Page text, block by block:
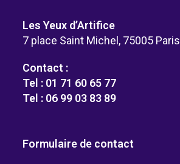
Les Yeux d’Artifice
7 place Saint Michel, 75005 Paris
Contact :
Tel : 01 71 60 65 77
Tel : 06 99 03 83 89
Formulaire de contact